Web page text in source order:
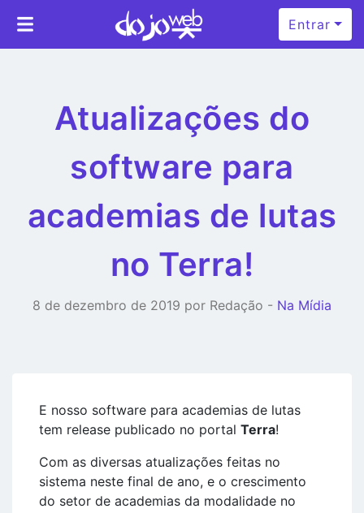
Entrar
Atualizações do
software para
academias de lutas
no Terra!
8 de dezembro de 2019 por Redação - Na Mídia
E nosso software para academias de lutas
tem release publicado no portal Terra!
Com as diversas atualizações feitas no
sistema neste final de ano, e o crescimento
do setor de academias da modalidade no